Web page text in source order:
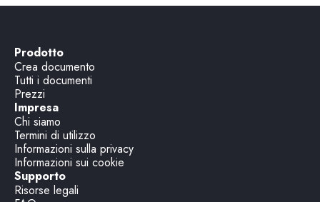
Prodotto
Crea documento
Tutti i documenti
Prezzi
Impresa
Chi siamo
Termini di utilizzo
Informazioni sulla privacy
Informazioni sui cookie
Supporto
Risorse legali